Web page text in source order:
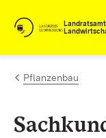
Zum Inhalt
Pflanzenbau